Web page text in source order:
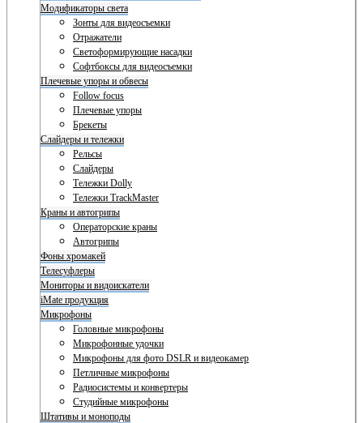
Модификаторы света
Зонты для видеосъемки
Отражатели
Светоформирующие насадки
Софтбоксы для видеосъемки
Плечевые упоры и обвесы
Follow focus
Плечевые упоры
Брекеты
Слайдеры и тележки
Рельсы
Слайдеры
Тележки Dolly
Тележки TrackMaster
Краны и автогрипы
Операторские краны
Автогрипы
Фоны хромакей
Телесуфлеры
Мониторы и видоискатели
iMate продукция
Микрофоны
Головные микрофоны
Микрофонные удочки
Микрофоны для фото DSLR и видеокамер
Петличные микрофоны
Радиосистемы и конвертеры
Студийные микрофоны
Штативы и моноподы